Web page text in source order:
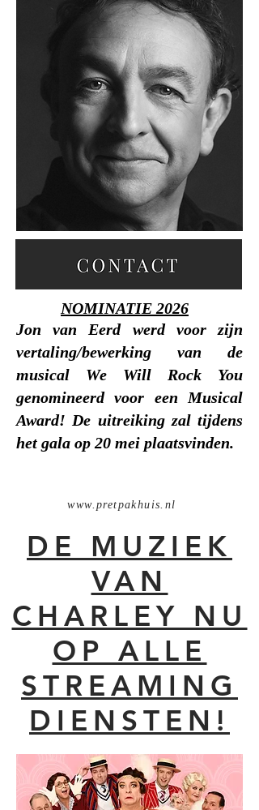
NOMINATIE 2026
Jon van Eerd werd voor zijn
vertaling/bewerking van de
musical We Will Rock You
genomineerd voor een Musical
Award! De uitreiking zal tijdens
het gala op 20 mei plaatsvinden.
www.pretpakhuis.nl
DE MUZIEK
VAN
CHARLEY NU
OP ALLE
STREAMING
DIENSTEN!